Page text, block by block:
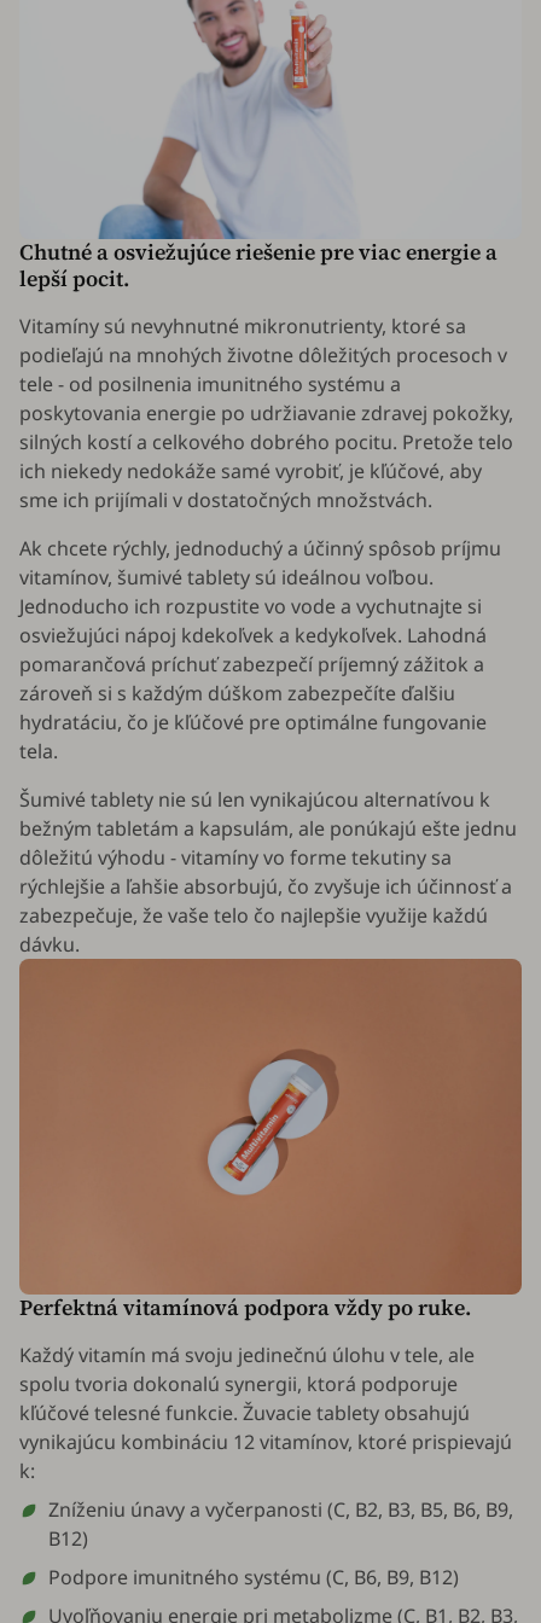
Chutné a osviežujúce riešenie pre viac energie a
lepší pocit.
Vitamíny sú nevyhnutné mikronutrienty, ktoré sa
podieľajú na mnohých životne dôležitých procesoch v
tele - od posilnenia imunitného systému a
poskytovania energie po udržiavanie zdravej pokožky,
silných kostí a celkového dobrého pocitu. Pretože telo
ich niekedy nedokáže samé vyrobiť, je kľúčové, aby
sme ich prijímali v dostatočných množstvách.
Ak chcete rýchly, jednoduchý a účinný spôsob príjmu
vitamínov, šumivé tablety sú ideálnou voľbou.
Jednoducho ich rozpustite vo vode a vychutnajte si
osviežujúci nápoj kdekoľvek a kedykoľvek. Lahodná
pomarančová príchuť zabezpečí príjemný zážitok a
zároveň si s každým dúškom zabezpečíte ďalšiu
hydratáciu, čo je kľúčové pre optimálne fungovanie
tela.
Šumivé tablety nie sú len vynikajúcou alternatívou k
bežným tabletám a kapsulám, ale ponúkajú ešte jednu
dôležitú výhodu - vitamíny vo forme tekutiny sa
rýchlejšie a ľahšie absorbujú, čo zvyšuje ich účinnosť a
zabezpečuje, že vaše telo čo najlepšie využije každú
dávku.
Perfektná vitamínová podpora vždy po ruke.
Každý vitamín má svoju jedinečnú úlohu v tele, ale
spolu tvoria dokonalú synergii, ktorá podporuje
kľúčové telesné funkcie. Žuvacie tablety obsahujú
vynikajúcu kombináciu 12 vitamínov, ktoré prispievajú
k:
Zníženiu únavy a vyčerpanosti (C, B2, B3, B5, B6, B9,
B12)
Podpore imunitného systému (C, B6, B9, B12)
Uvoľňovaniu energie pri metabolizme (C, B1, B2, B3,